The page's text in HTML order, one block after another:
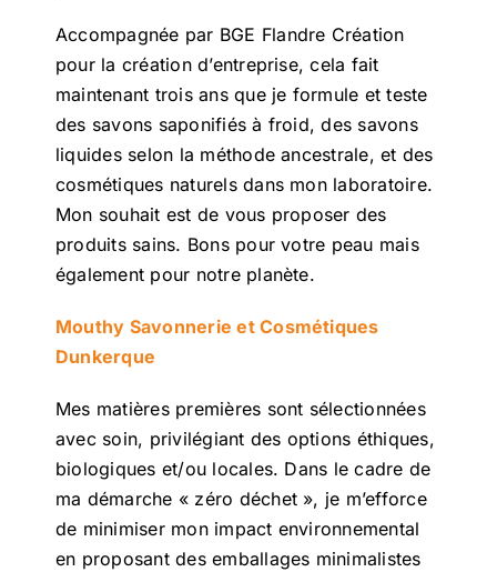
Accompagnée par BGE Flandre Création
pour la création d’entreprise, cela fait
maintenant trois ans que je formule et teste
des savons saponifiés à froid, des savons
liquides selon la méthode ancestrale, et des
cosmétiques naturels dans mon laboratoire.
Mon souhait est de vous proposer des
produits sains. Bons pour votre peau mais
également pour notre planète.
Mouthy Savonnerie et Cosmétiques
Dunkerque
Mes matières premières sont sélectionnées
avec soin, privilégiant des options éthiques,
biologiques et/ou locales. Dans le cadre de
ma démarche « zéro déchet », je m’efforce
de minimiser mon impact environnemental
en proposant des emballages minimalistes